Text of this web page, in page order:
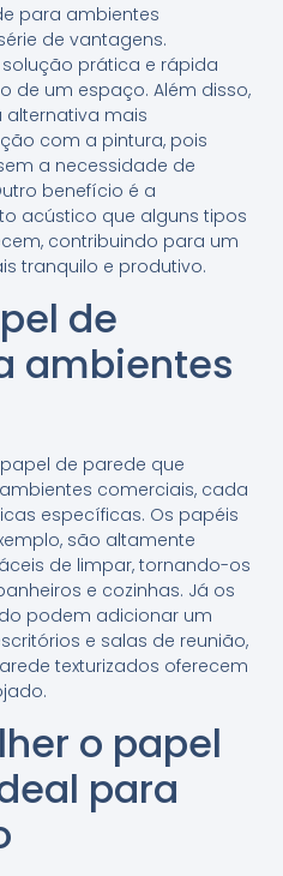
para ambientes
de vantagens.
solução prática e rápida
de um espaço. Além disso,
mais
com a pintura, pois
a necessidade de
benefício é a
acústico que alguns tipos
contribuindo para um
tranquilo e produtivo.
de
ambientes
de parede que
comerciais, cada
específicas. Os papéis
são altamente
de limpar, tornando-os
e cozinhas. Já os
podem adicionar um
e salas de reunião,
texturizados oferecem
o papel
para